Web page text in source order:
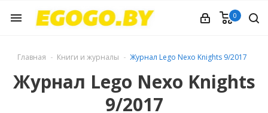
menu 0
Главная Книги и журналы Журнал Lego Nexo Knights 9/2017
Журнал Lego Nexo Knights
9/2017